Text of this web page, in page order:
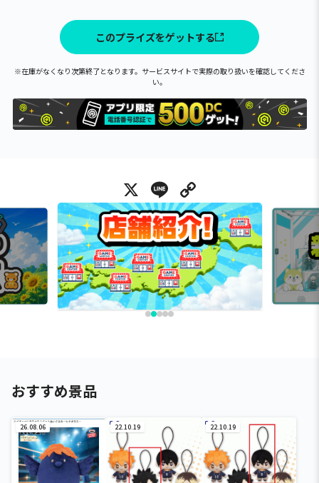
このプライズをゲットする
※在庫がなくなり次第終了となります。サービスサイトで実際の取り扱いを確認してくださ
い。
X Line
おすすめ景品
26.08.06 22.10.19 22.10.19